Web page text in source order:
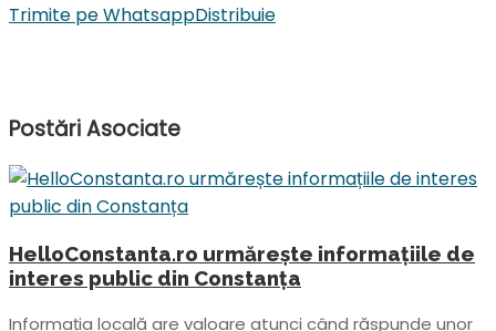
Trimite pe WhatsappDistribuie
PostăriAsociate
HelloConstanta.ro urmărește informațiile de
interes public din Constanța
Informația locală are valoare atunci când răspunde unor